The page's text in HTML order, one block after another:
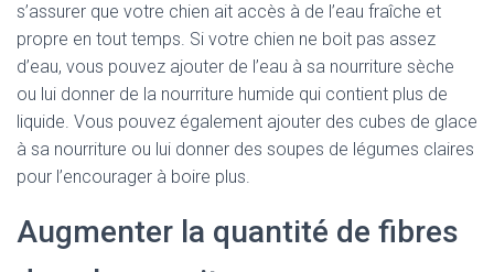
s’assurer que votre chien ait accès à de l’eau fraîche et
propre en tout temps. Si votre chien ne boit pas assez
d’eau, vous pouvez ajouter de l’eau à sa nourriture sèche
ou lui donner de la nourriture humide qui contient plus de
liquide. Vous pouvez également ajouter des cubes de glace
à sa nourriture ou lui donner des soupes de légumes claires
pour l’encourager à boire plus.
Augmenter la quantité de fibres